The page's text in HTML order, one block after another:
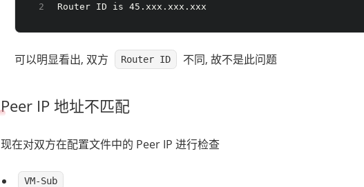
Router ID is 45.xxx.xxx.xxx
可以明显看出, 双方 Router ID 不同, 故不是此问题
Peer IP 地址不匹配
现在对双方在配置文件中的 Peer IP 进行检查
VM-Sub